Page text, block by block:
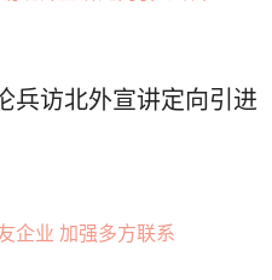
兵访北外宣讲定向引进